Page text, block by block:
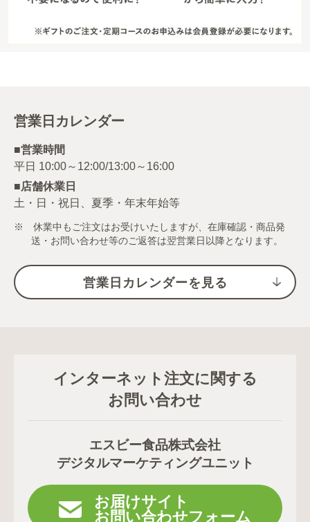
営業日カレンダー
■営業時間
■店舗休業日
土・日・祝日、夏季・年末年始等
※ 休業中もご注文はお受けいたしますが、在庫確認・商品発
送・お問い合わせ等のご返答は翌営業日以降となります。
営業日カレンダーを見る
インターネット注文に関する
お問い合わせ
エスビー食品株式会社
デジタルマーケティングユニット
お届けサイト
お問い合わせフォーム